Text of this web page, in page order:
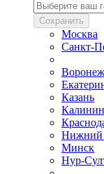
Сохранить
Москва
Санкт-
Воронеж
Казань
Нижний
Минск
Нур-